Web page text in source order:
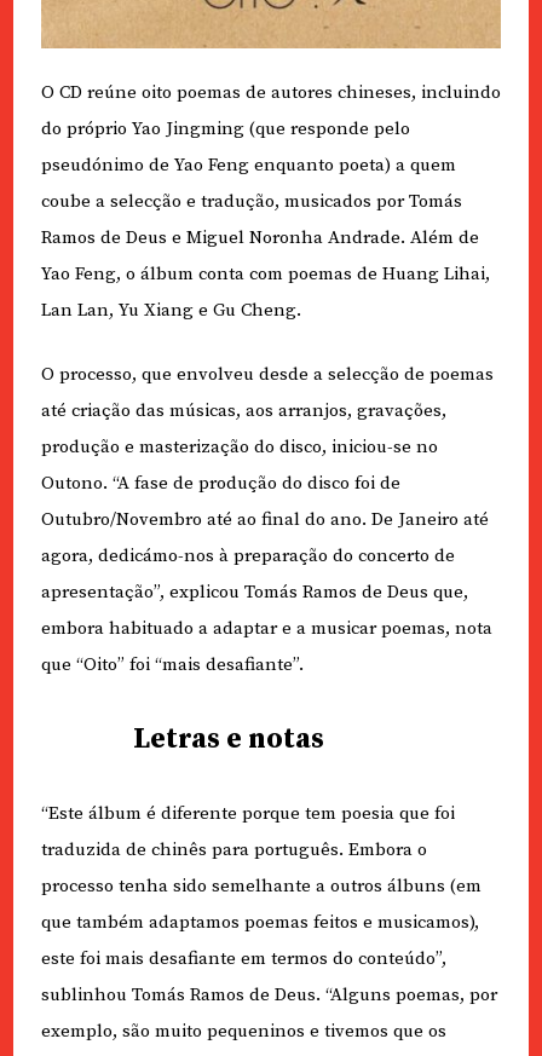
O CD reúne oito poemas de autores chineses, incluindo
do próprio Yao Jingming (que responde pelo
pseudónimo de Yao Feng enquanto poeta) a quem
coube a selecção e tradução, musicados por Tomás
Ramos de Deus e Miguel Noronha Andrade. Além de
Yao Feng, o álbum conta com poemas de Huang Lihai,
Lan Lan, Yu Xiang e Gu Cheng.
O processo, que envolveu desde a selecção de poemas
até criação das músicas, aos arranjos, gravações,
produção e masterização do disco, iniciou-se no
Outono. “A fase de produção do disco foi de
Outubro/Novembro até ao final do ano. De Janeiro até
agora, dedicámo-nos à preparação do concerto de
apresentação”, explicou Tomás Ramos de Deus que,
embora habituado a adaptar e a musicar poemas, nota
que “Oito” foi “mais desafiante”.
Letras e notas
“Este álbum é diferente porque tem poesia que foi
traduzida de chinês para português. Embora o
processo tenha sido semelhante a outros álbuns (em
que também adaptamos poemas feitos e musicamos),
este foi mais desafiante em termos do conteúdo”,
sublinhou Tomás Ramos de Deus. “Alguns poemas, por
exemplo, são muito pequeninos e tivemos que os